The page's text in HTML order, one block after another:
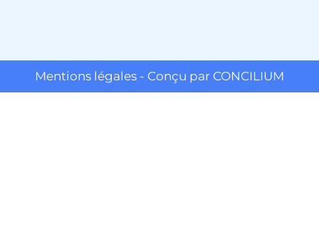
Mentions légales - Conçu par CONCILIUM